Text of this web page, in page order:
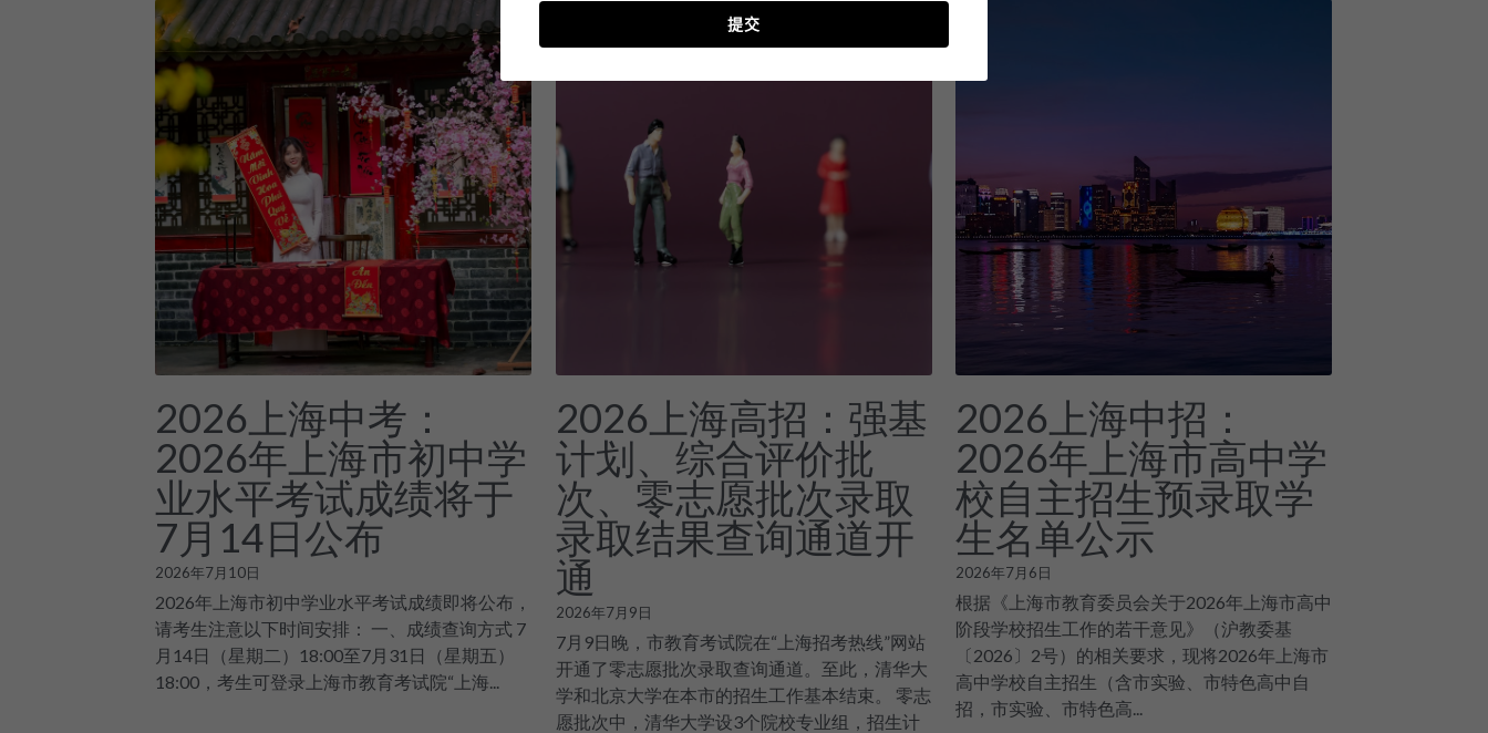
2026上海中考：
2026年上海市初中学
业水平考试成绩将于
7月14日公布
2026年7月10日
2026年上海市初中学业水平考试成绩即将公布，
请考生注意以下时间安排： 一、成绩查询方式 7
月14日（星期二）18:00至7月31日（星期五）
18:00，考生可登录上海市教育考试院“上海...
2026上海高招：强基
计划、综合评价批
次、零志愿批次录取
录取结果查询通道开
通
2026年7月9日
7月9日晚，市教育考试院在“上海招考热线”网站
开通了零志愿批次录取查询通道。至此，清华大
学和北京大学在本市的招生工作基本结束。 零志
愿批次中，清华大学设3个院校专业组，招生计
2026上海中招：
2026年上海市高中学
校自主招生预录取学
生名单公示
2026年7月6日
根据《上海市教育委员会关于2026年上海市高中
阶段学校招生工作的若干意见》（沪教委基
〔2026〕2号）的相关要求，现将2026年上海市
高中学校自主招生（含市实验、市特色高中自
招，市实验、市特色高...
提交